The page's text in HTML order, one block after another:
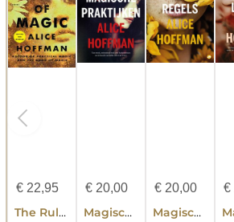
€22,95
The Rules of Magic
€20,00
Magische praktijken
€ 20,00
Magische regels
€